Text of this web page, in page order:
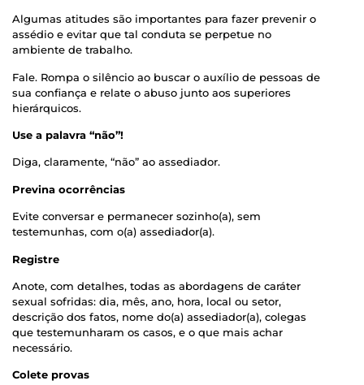
Algumas atitudes são importantes para fazer prevenir o
assédio e evitar que tal conduta se perpetue no
ambiente de trabalho.
Fale. Rompa o silêncio ao buscar o auxílio de pessoas de
sua confiança e relate o abuso junto aos superiores
hierárquicos.
Use a palavra “não”!
Diga, claramente, “não” ao assediador.
Previna ocorrências
Evite conversar e permanecer sozinho(a), sem
testemunhas, com o(a) assediador(a).
Registre
Anote, com detalhes, todas as abordagens de caráter
sexual sofridas: dia, mês, ano, hora, local ou setor,
descrição dos fatos, nome do(a) assediador(a), colegas
que testemunharam os casos, e o que mais achar
necessário.
Colete provas